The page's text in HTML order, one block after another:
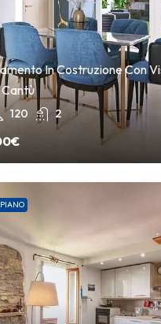
In Costruzione Con
120 2